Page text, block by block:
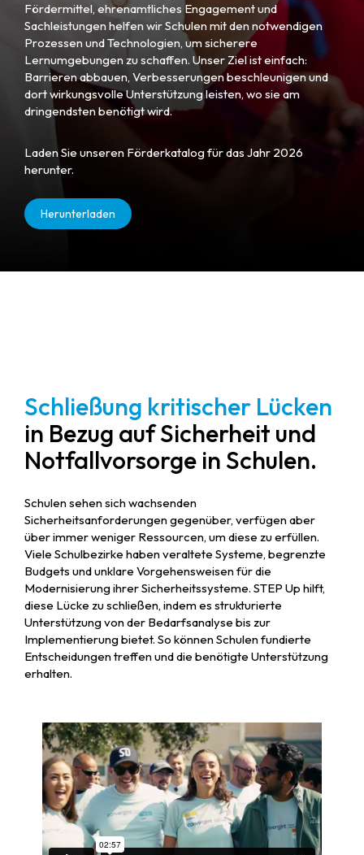
Fördermittel, ehrenamtliches Engagement und
Sachleistungen helfen wir Schulen mit den notwendigen
Prozessen und Technologien, um sicherere
Lernumgebungen zu schaffen. Unser Ziel ist einfach:
Barrieren abbauen, Verbesserungen beschleunigen und
dort wirkungsvolle Unterstützung leisten, wo sie am
dringendsten benötigt wird.
Laden Sie unseren Förderkatalog für das Jahr 2026
herunter.
Herunterladen
Schließung kritischer Lücken
in Bezug auf Sicherheit und
Notfallvorsorge in Schulen.
Schulen sehen sich wachsenden
Sicherheitsanforderungen gegenüber, verfügen aber
über immer weniger Ressourcen, um diese zu erfüllen.
Viele Schulbezirke haben veraltete Systeme, begrenzte
Budgets und unklare Vorgehensweisen für die
Modernisierung ihrer Sicherheitssysteme. STEP Up hilft,
diese Lücke zu schließen, indem es strukturierte
Unterstützung von der Bedarfsanalyse bis zur
Implementierung bietet. So können Schulen fundierte
Entscheidungen treffen und die benötigte Unterstützung
erhalten.